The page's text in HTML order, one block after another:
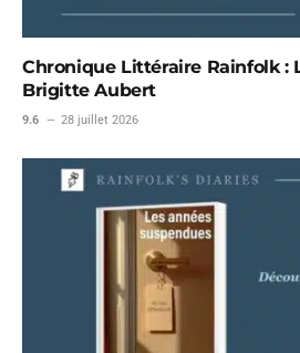
Chronique Littéraire Rainfolk :
Brigitte Aubert
9.6 28 juillet 2026